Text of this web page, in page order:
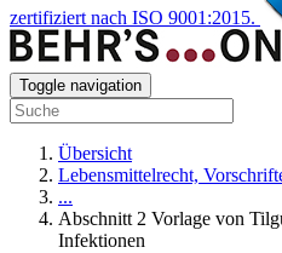
zertifiziert nach ISO 9001:2015.
Toggle navigation
Übersicht
Lebensmittelrecht,
...
Abschnitt 2 Vorlage von
Infektionen